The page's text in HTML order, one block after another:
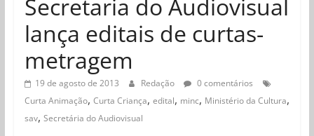
Secretaria do Audiovisual
lança editais de curtas-
metragem
19 de agosto de 2013 Redação
0 comentários
Curta Animação, Curta Criança, edital, minc, Ministério da Cultura,
sav, Secretária do Audiovisual